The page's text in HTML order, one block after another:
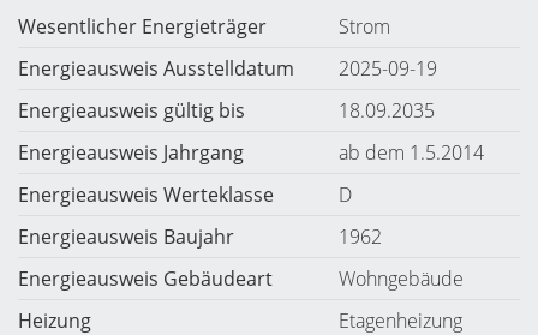
Wesentlicher Energieträger
Strom
Energieausweis Ausstelldatum
2025-09-19
Energieausweis gültig bis
18.09.2035
Energieausweis Jahrgang
ab dem 1.5.2014
Energieausweis Werteklasse
D
Energieausweis Baujahr
1962
Energieausweis Gebäudeart
Wohngebäude
Heizung
Etagenheizung